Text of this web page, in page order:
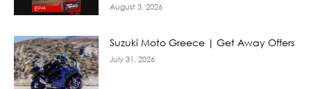
August 3, 2026
Suzuki Moto Greece | Get Away Offers
July 31, 2026